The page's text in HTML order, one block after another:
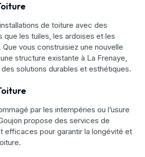
de toiture avec des
que les tuiles, les ardoises et les
vous construisiez une nouvelle
structure existante à La Frenaye,
solutions durables et esthétiques.
par les intempéries ou l’usure
propose des services de
efficaces pour garantir la longévité et